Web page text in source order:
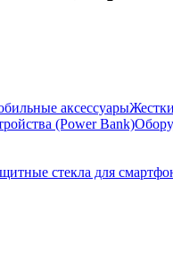
аксессуары
(Power Bank)
стекла для